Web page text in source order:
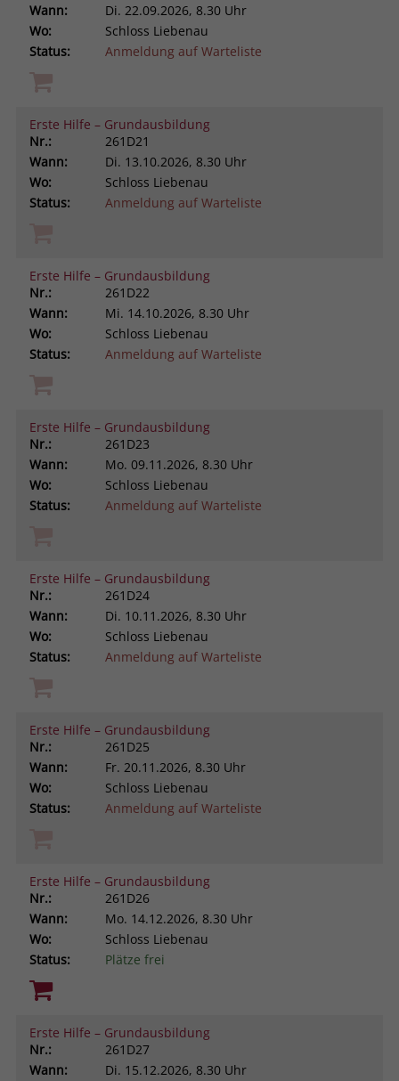
Wann:
Di. 22.09.2026, 8.30 Uhr
Wo:
Schloss Liebenau
Status:
Anmeldung auf Warteliste
Erste Hilfe – Grundausbildung
Nr.:
261D21
Wann:
Di. 13.10.2026, 8.30 Uhr
Wo:
Schloss Liebenau
Status:
Anmeldung auf Warteliste
Erste Hilfe – Grundausbildung
Nr.:
261D22
Wann:
Mi. 14.10.2026, 8.30 Uhr
Wo:
Schloss Liebenau
Status:
Anmeldung auf Warteliste
Erste Hilfe – Grundausbildung
Nr.:
261D23
Wann:
Mo. 09.11.2026, 8.30 Uhr
Wo:
Schloss Liebenau
Status:
Anmeldung auf Warteliste
Erste Hilfe – Grundausbildung
Nr.:
261D24
Wann:
Di. 10.11.2026, 8.30 Uhr
Wo:
Schloss Liebenau
Status:
Anmeldung auf Warteliste
Erste Hilfe – Grundausbildung
Nr.:
261D25
Wann:
Fr. 20.11.2026, 8.30 Uhr
Wo:
Schloss Liebenau
Status:
Anmeldung auf Warteliste
Erste Hilfe – Grundausbildung
Nr.:
261D26
Wann:
Mo. 14.12.2026, 8.30 Uhr
Wo:
Schloss Liebenau
Status:
Plätze frei
Erste Hilfe – Grundausbildung
Nr.:
261D27
Wann:
Di. 15.12.2026, 8.30 Uhr